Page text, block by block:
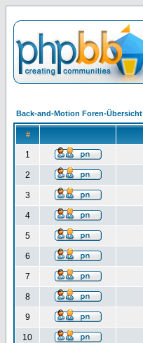
Back-and-Motion Foren-Übersicht
#
1
2
3
4
5
6
7
8
9
10